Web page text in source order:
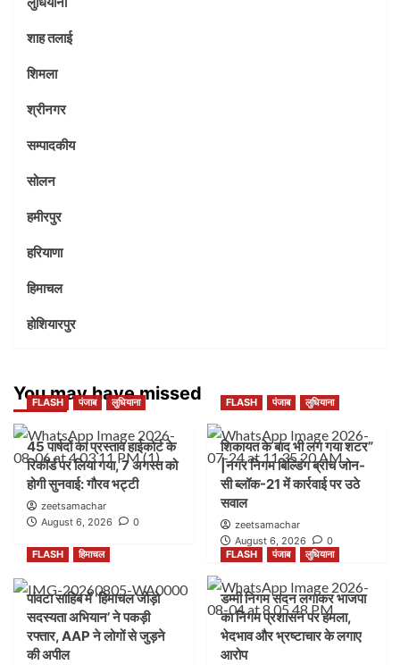
शाह तलाई
शिमला
श्रीनगर
सम्पादकीय
सोलन
हमीरपुर
हरियाणा
हिमाचल
होशियारपुर
You may have missed
FLASH पंजाब लुधियाना
45 पार्षदों का प्रस्ताव हाईकोर्ट के
रिकॉर्ड पर लिया गया, 7 अगस्त को
होगी सुनवाई: गौरव भट्टी
zeetsamachar
August 6, 2026
0
FLASH पंजाब लुधियाना
शिकायत के बाद भी लग गया शटर”
|नगर निगम बिल्डिंग ब्रांच जोन-
सी ब्लॉक-21 में कार्रवाई पर उठे
सवाल
zeetsamachar
August 6, 2026
0
FLASH
हिमाचल
पांवटा साहिब में ‘हिमाचल जोड़ो
सदस्यता अभियान’ ने पकड़ी
रफ्तार, AAP ने लोगों से जुड़ने
की अपील
FLASH पंजाब लुधियाना
डम्मी निगम सदन लगाकर भाजपा
का निगम प्रशासन पर हमला,
भेदभाव और भ्रष्टाचार के लगाए
आरोप